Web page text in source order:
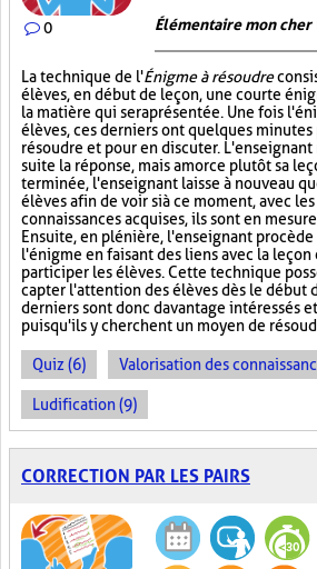
0 Élémentaire mon cher
La technique de l'Énigme à résoudre
élèves, en début de leçon, une courte
la matière qui sera présentée. Une fois
élèves, ces derniers ont quelques
résoudre et pour en discuter.
suite la réponse, mais amorce plutôt sa
terminée, l'enseignant laisse à nouveau
élèves afin de voir si à ce moment, avec
connaissances acquises, ils sont en
Ensuite, en plénière, l'enseignant
l'énigme en faisant des liens avec la
participer les élèves. Cette technique
capter l'attention des élèves dès le début
derniers sont donc davantage intéressés
puisqu'ils y cherchent un moyen de
Quiz (6) Valorisation des
Ludification (9)
CORRECTION PAR LES PAIRS